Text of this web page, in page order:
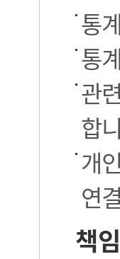
통
통
관
합
개
연
책